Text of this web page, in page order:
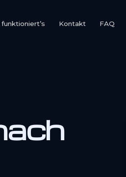
funktioniert’s Kontakt FAQ